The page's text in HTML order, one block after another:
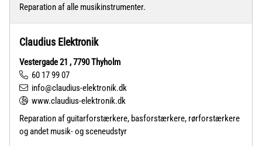
Reparation af alle musikinstrumenter.
Claudius Elektronik
Vestergade 21 , 7790 Thyholm
60 17 99 07
info@claudius-elektronik.dk
www.claudius-elektronik.dk
Reparation af guitarforstærkere, basforstærkere, rørforstærkere
og andet musik- og sceneudstyr